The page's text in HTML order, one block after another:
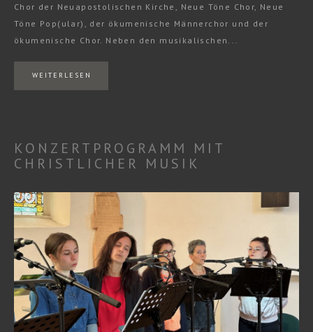
Chor der Neuapostolischen Kirche, Neue Töne Chor, Neue
Töne Pop(ular), der ökumenische Männerchor und der
ökumenische Chor. Neben den musikalischen...
WEITERLESEN
KONZERTPROGRAMM MIT
CHRISTLICHER MUSIK